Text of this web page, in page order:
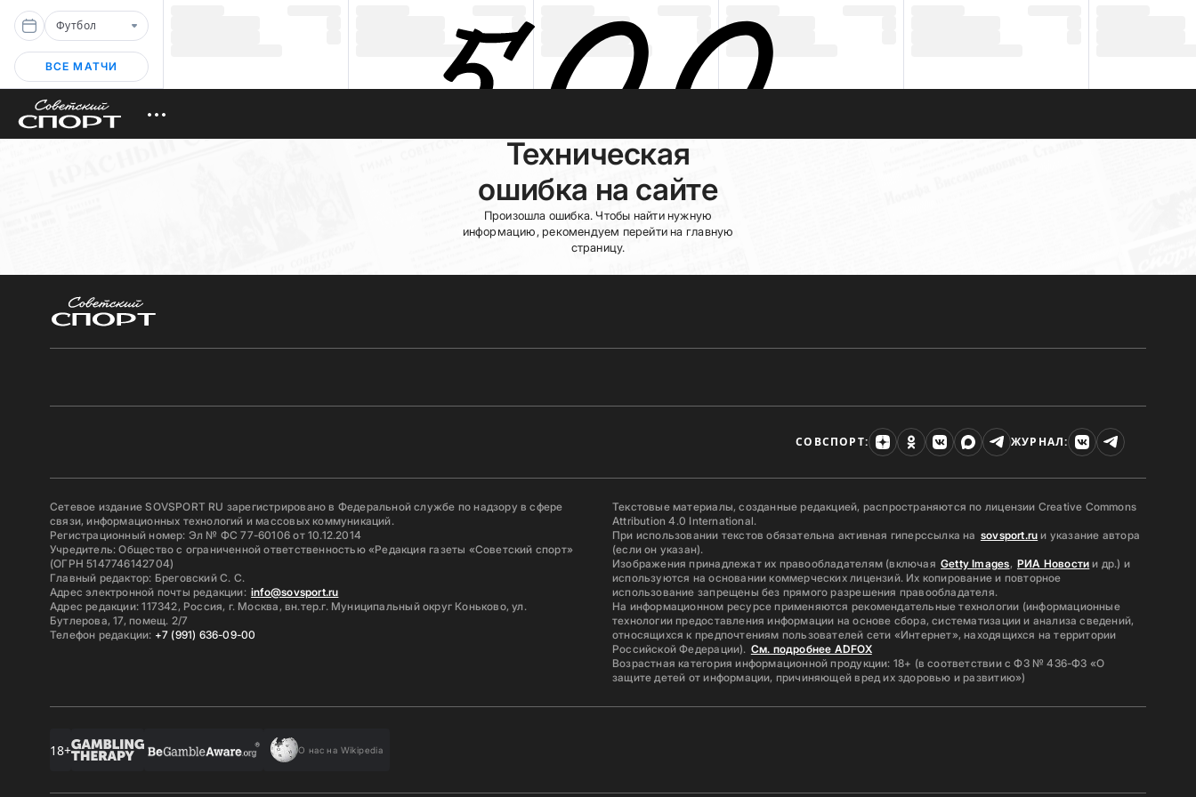
Футбол
ВСЕ МАТЧИ
Техническая
ошибка на сайте
Произошла ошибка. Чтобы найти нужную
информацию, рекомендуем перейти на главную
страницу.
СОВСПОРТ: ЖУРНАЛ:
Сетевое издание SOVSPORT RU зарегистрировано в Федеральной службе по надзору в сфере
связи, информационных технологий и массовых коммуникаций.
Регистрационный номер: Эл № ФС 77-60106 от 10.12.2014
Учредитель: Общество с ограниченной ответственностью «Редакция газеты «Советский спорт»
(ОГРН 5147746142704)
Главный редактор: Бреговский С. С.
Адрес электронной почты редакции: info@sovsport.ru
Адрес редакции: 117342, Россия, г. Москва, вн.тер.г. Муниципальный округ Коньково, ул.
Бутлерова, 17, помещ. 2/7
Телефон редакции: +7 (991) 636-09-00
Текстовые материалы, созданные редакцией, распространяются по лицензии Creative Commons
Attribution 4.0 International.
При использовании текстов обязательна активная гиперссылка на sovsport.ru и указание автора
(если он указан).
Изображения принадлежат их правообладателям (включая Getty Images, РИА Новости и др.) и
используются на основании коммерческих лицензий. Их копирование и повторное
использование запрещены без прямого разрешения правообладателя.
На информационном ресурсе применяются рекомендательные технологии (информационные
технологии предоставления информации на основе сбора, систематизации и анализа сведений,
относящихся к предпочтениям пользователей сети «Интернет», находящихся на территории
Российской Федерации). См. подробнее ADFOX
Возрастная категория информационной продукции: 18+ (в соответствии с ФЗ № 436-ФЗ «О
защите детей от информации, причиняющей вред их здоровью и развитию»)
18+ О нас на Wikipedia